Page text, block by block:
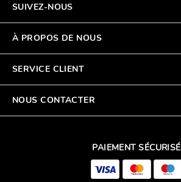
SUIVEZ-NOUS
À PROPOS DE NOUS
SERVICE CLIENT
NOUS CONTACTER
PAIEMENT SÉCURISÉ